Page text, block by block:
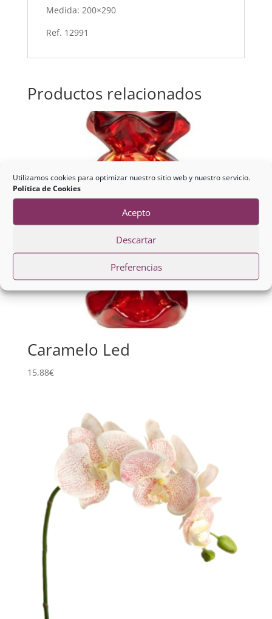
Utilizamos cookies para optimizar nuestro sitio web y nuestro servicio.
Política de Cookies
Acepto
Descartar
Preferencias
Medida: 200×290
Ref. 12991
Productos relacionados
Caramelo Led
15,88€